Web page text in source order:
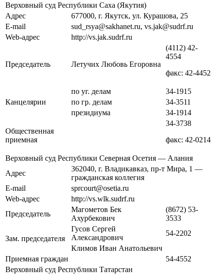
Верховный суд Республики Саха (Якутия)
Адрес
677000, г. Якутск, ул. Курашова, 25
E-mail
sud_rsya@sakhanet.ru, vs.jak@sudrf.ru
Web-адрес
http://vs.jak.sudrf.ru
Председатель Летучих Любовь Егоровна
(4112) 42-
4554
факс: 42-4452
Канцелярии
по уг. делам
34-1915
по гр. делам
34-3511
президиума
34-1914
Общественная
приемная
34-3738
факс: 42-0214
Верховный суд Республики Северная Осетия — Алания
Адрес
362040, г. Владикавказ, пр-т Мира, 1 —
гражданская коллегия
E-mail
sprcourt@osetia.ru
Web-адрес
http://vs.wlk.sudrf.ru
Председатель
Магометов Бек
Ахурбекович
(8672) 53-
3533
Зам. председателя
Гусов Сергей
Александрович
54-2202
Климов Иван Анатольевич
Приемная граждан
54-4552
Верховный суд Республики Татарстан